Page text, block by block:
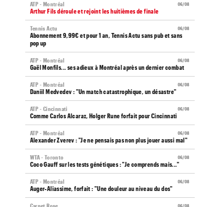
06/08
ATP - Montréal
Arthur Fils déroule et rejoint les huitièmes de finale
06/08
Tennis Actu
Abonnement 9,99€ et pour 1 an, Tennis Actu sans pub et sans
pop up
06/08
ATP - Montréal
Gaël Monfils... ses adieux à Montréal après un dernier combat
06/08
ATP - Montréal
Daniil Medvedev : "Un match catastrophique, un désastre"
06/08
ATP - Cincinnati
Comme Carlos Alcaraz, Holger Rune forfait pour Cincinnati
06/08
ATP - Montréal
Alexander Zverev : "Je ne pensais pas non plus jouer aussi mal"
06/08
WTA - Toronto
Coco Gauff sur les tests génétiques : "Je comprends mais..."
06/08
ATP - Montréal
Auger-Aliassime, forfait : "Une douleur au niveau du dos"
06/08
Carnet Rose